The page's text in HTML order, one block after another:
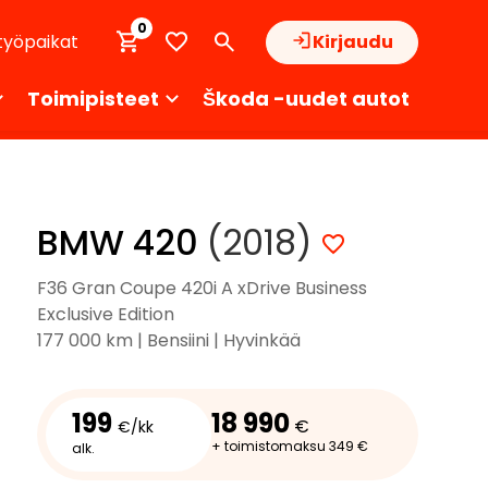
Kirjaudu
0
Toimipisteet Škoda -uudet autot
BMW 420 (2018)
F36 Gran Coupe 420i A xDrive Business
Exclusive Edition
177 000 km | Bensiini | Hyvinkää
199 €/kk
alk.
18 990 €
+ toimistomaksu 349 €